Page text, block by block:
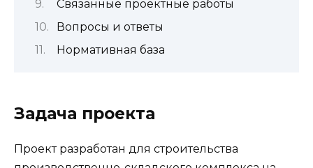
Связанные проектные работы
Вопросы и ответы
Нормативная база
Задача проекта
Проект разработан для строительства